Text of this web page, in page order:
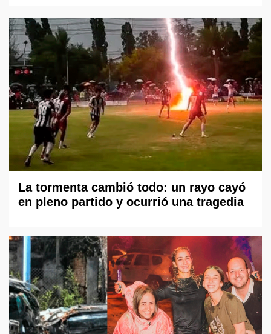
La tormenta cambió todo: un rayo cayó
en pleno partido y ocurrió una tragedia